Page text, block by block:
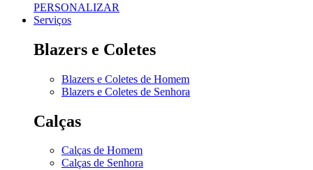
PERSONALIZAR
Serviços
Blazers e Coletes
Blazers e Coletes de Homem
Blazers e Coletes de Senhora
Calças
Calças de Homem
Calças de Senhora